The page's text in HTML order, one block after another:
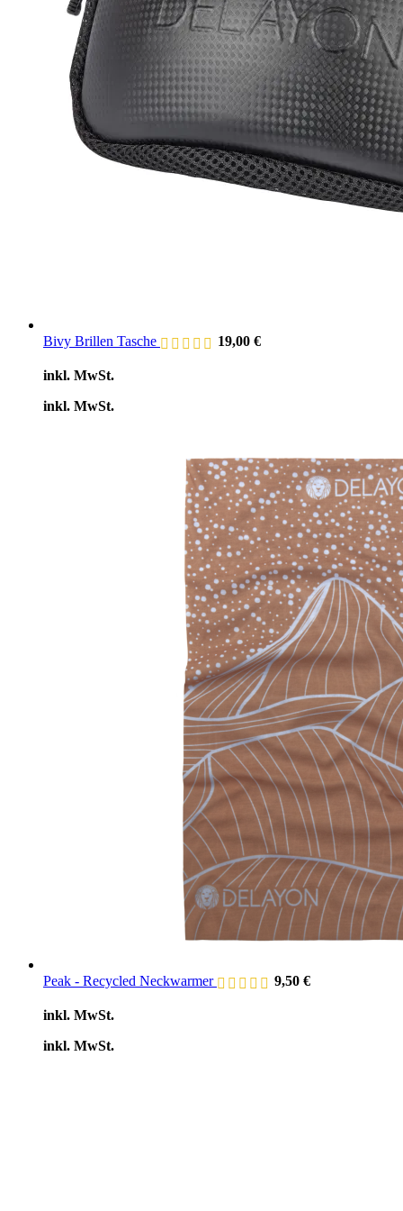
Bivy Brillen Tasche 19,00 €
inkl. MwSt.
inkl. MwSt.
Peak - Recycled Neckwarmer 9,50 €
inkl. MwSt.
inkl. MwSt.